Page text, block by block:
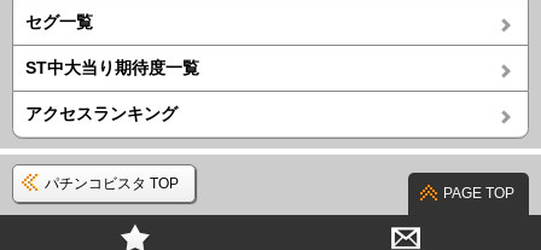
セグ一覧
ST中大当り期待度一覧
アクセスランキング
パチンコビスタ TOP
PAGE TOP